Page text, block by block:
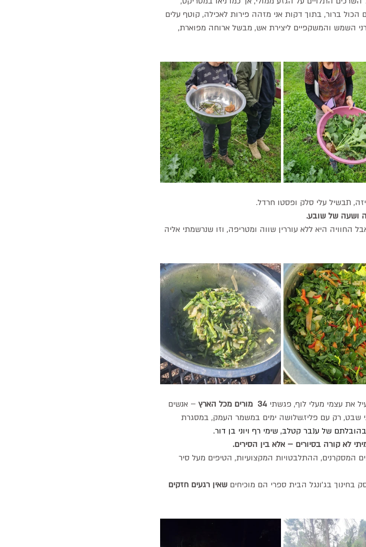
הכול ברור, בתוך דקות אני מזהה פירות לאכילה, קוטף עלים
השמש והמשקפיים ליצירת אש, מבשל ארוחה מפוארת,
תבשיל עלי סלק ופסטו חרדל.
היא ללא עוררין שווה ומטריפה, וזו שנרשמתי אליה
את עצמי מעלי לוף, פגשתי 34  מורים מכל הארץ
– אנשים
שבט, רק עם פליז.שלושה ימים במשמר העמק, במסגרת
בהובלתם של ענבר קטלב, שימי רף ויוני בן דור.
לא קורה בסיורים – אלא בין הסירים.
המסקרנים, ההתלבטויות המקצועיות, הטיפים מעל סיר
בחינוך בג'ונגל הבית ספרי הם מוכיחים שאין רגעים חזקים